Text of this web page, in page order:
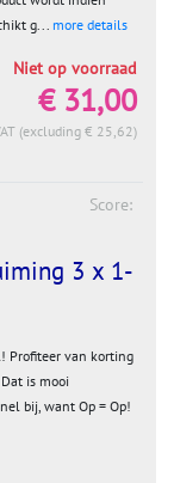
g... more details
Niet op voorraad
€ 31,00
(excluding € 25,62)
Score:
3 x 1-
Profiteer van korting
is mooi
bij, want Op = Op!